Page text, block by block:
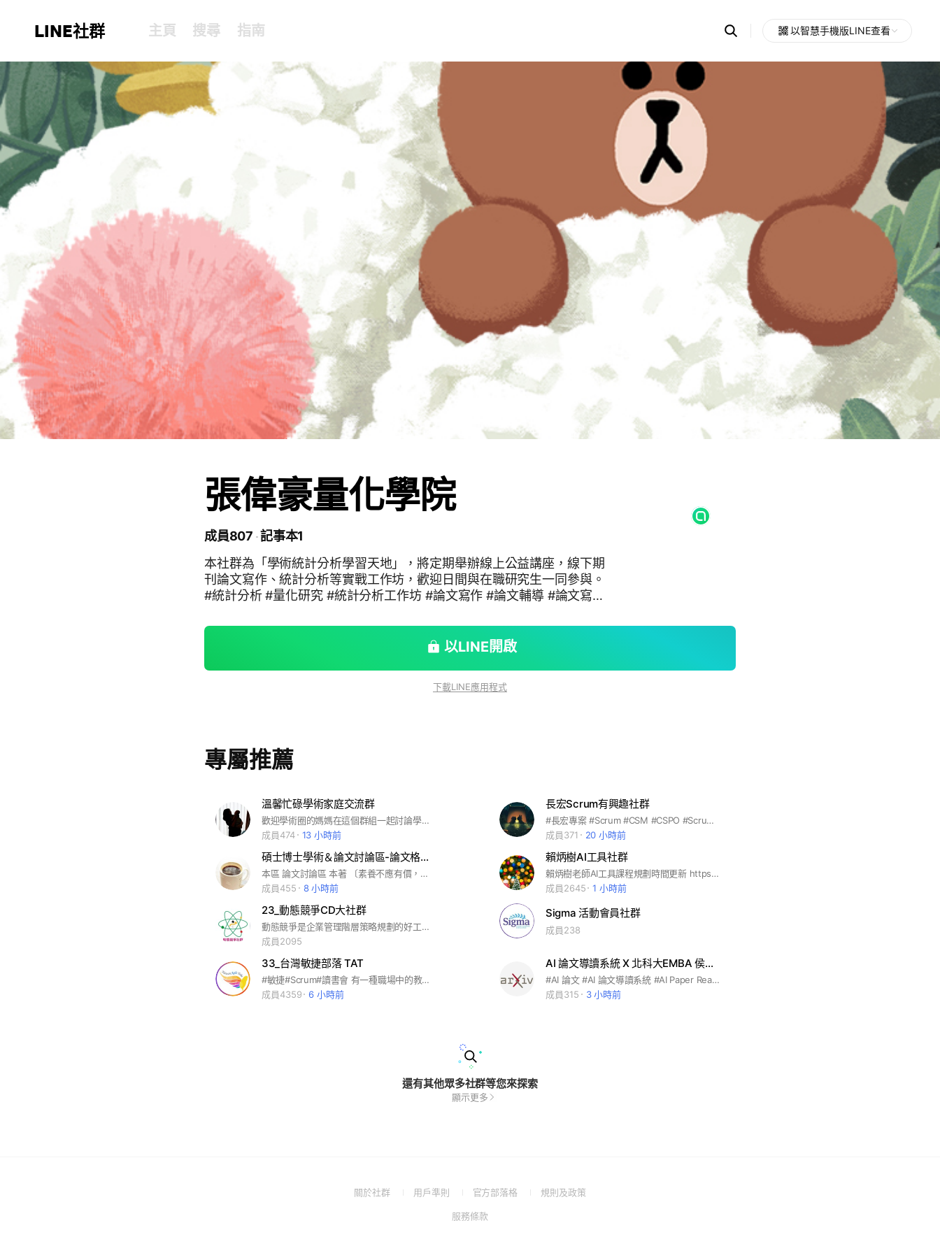
LINE社群 主頁 搜尋 指南 Search
OpenChats
messages
search
以智慧手機版LINE查看
張偉豪量化學院
成員807 記事本1
本社群為「學術統計分析學習天地」，將定期舉辦線上公益講座，線下期
刊論文寫作、統計分析等實戰工作坊，歡迎日間與在職研究生一同參與。
#統計分析 #量化研究 #統計分析工作坊 #論文寫作 #論文輔導 #論文寫作
以LINE開啟
下載LINE應用程式
專屬推薦
溫馨忙碌學術家庭交流群
歡迎學術圈的媽媽在這個群組一起討論學術工作跟育兒的相關議題，可以交流資訊也可以互吐苦水；當然，對這個議題感興趣的學術爸爸也歡迎加入。唯一的要求是彼此尊重，保持群內氣氛和諧，希望關心學術家庭的朋友們一起交流。兼顧學術跟家庭非常辛苦，對女性來說尤其是，希望這個空間可以給學術媽媽們帶來一些正面的力量。 #學術媽媽 #學術家庭 #育兒
成員474
13 小時前
長宏Scrum有興趣社群
#長宏專案 #Scrum #CSM #CSPO #ScrumAlliance #國際認證 #敏捷
成員371
20 小時前
碩士博士學術＆論文討論區-論文格式/素養/APA/撰寫/研究/編輯...etc.(無廣告.無酬）
本區 論文討論區 本著 〔素養不應有價，想學就可以有更多的資源的理念〕，開創這個論文討論的社群，希望成員可以彼此尊重、不針對個人，純粹分享及討論 論文撰寫、問卷、格式、APA、提升論文素養 #拒廣告 #拒推銷 1.若提供的建議恐有爭議，就註明（具爭議）；不是那麼肯定自己的回覆就註明（unsure）,原則上還是以有把握且肯定的資訊給予答覆。 2.本區為好人有好報的互惠區，請尋求解答時，不忘有機會也輸出給予自己知識素養給大家。 3.詢問前請先自行google相關的答案，真的搞不定或是很困惑再上來詢問，請注重網路禮節。 4.問卷可投放上來，但禁止一天多篇（為保版面整潔度，請7天一次），另有其他的line社群是專門放問卷的，這邊只是順便可放，主要還是以討論論文撰寫或討論論文格式素養為主。 5.嚴禁推銷論文協助廣告，發現違者直接檢舉踢出。 6.請自行設定靜音，本區為24小時討論區。 7.順利畢業可自行退出或是留下來做公益，好人好報，您的公益可讓臺灣研究學術生態更精實提升。 8.一起提升研究生素養素質，大家順利畢業，一起做出品質高的學術論文。
成員455
8 小時前
賴炳樹AI工具社群
賴炳樹老師AI工具課程規劃時間更新 https://reurl.cc/MMnZ14
成員2645
1 小時前
23_動態競爭CD大社群
動態競爭是企業管理階層策略規劃的好工具，也是建構企業核心能力的利器。於30年前由陳明哲老師所創建，30年後由Roger老師來發揚光大。了解策略規劃及動態競爭理論, 應用於企業管理實戰。運作: 每月第三週的週四2100舉辦線上讀書會。
成員2095
Sigma 活動會員社群
成員238
33_台灣敏捷部落 TAT
#敏捷#Scrum#讀書會 有一種職場中的教練Scrum Master (SM)是創造商業利益與企業價值的關鍵人物，參加 Scrum Master 讀書會，讓你有深刻務實的啟發體驗，學習正確敏捷的觀念，讓你可以成功引導團隊成員自我提升生產力，視團隊產能倍增。運作：每月第三週的週三2100舉辦線上Zoom讀書會，邀請敏捷高手為您分手
成員4359
6 小時前
AI 論文導讀系統 X 北科大EMBA 侯凱文
#AI 論文 #AI 論文導讀系統 #AI Paper Reading System
成員315
3 小時前
還有其他眾多社群等您來探索
顯示更多
關於社群
(Open用戶準則
(Open
a
官方部落格
(Open規則及政策(Open
服務條款(Open